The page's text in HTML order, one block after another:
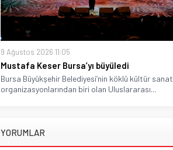
9 Ağustos 2026 11:05
Mustafa Keser Bursa’yı büyüledi
Bursa Büyükşehir Belediyesi’nin köklü kültür sanat
organizasyonlarından biri olan Uluslararası...
YORUMLAR